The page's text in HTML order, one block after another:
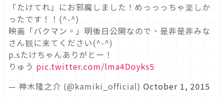
「たけてれ」にお邪魔しました！めっっっちゃ楽しか
ったです！！(^-^)
映画「バクマン。」明後日公開なので、是非是非みな
さん観に来てください(^-^)
p.sたけちゃんありがとー！
りゅう pic.twitter.com/lma4Doyks5
— 神木隆之介 (@kamiki_official) October 1, 2015